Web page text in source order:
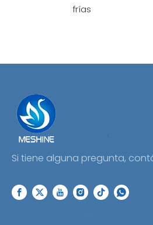
frías
Si tiene alguna pregunta,